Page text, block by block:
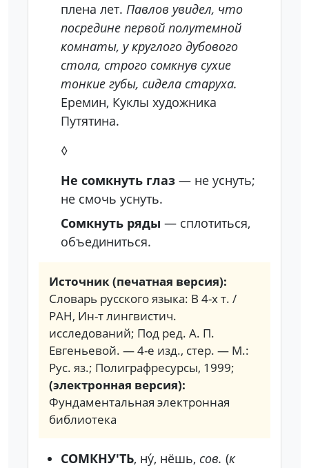
плена лет. Павлов увидел, что
посредине первой полутемной
комнаты, у круглого дубового
стола, строго сомкнув сухие
тонкие губы, сидела старуха.
Еремин, Куклы художника
Путятина.
◊
Не сомкнуть глаз — не уснуть;
не смочь уснуть.
Сомкнуть ряды — сплотиться,
объединиться.
Источник (печатная версия):
Словарь русского языка: В 4-х т. /
РАН, Ин-т лингвистич.
исследований; Под ред. А. П.
Евгеньевой. — 4-е изд., стер. — М.:
Рус. яз.; Полиграфресурсы, 1999;
(электронная версия):
Фундаментальная электронная
библиотека
СОМКНУ'ТЬ, ну́, нёшь, сов. (к